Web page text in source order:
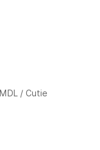
MDL / Cutie